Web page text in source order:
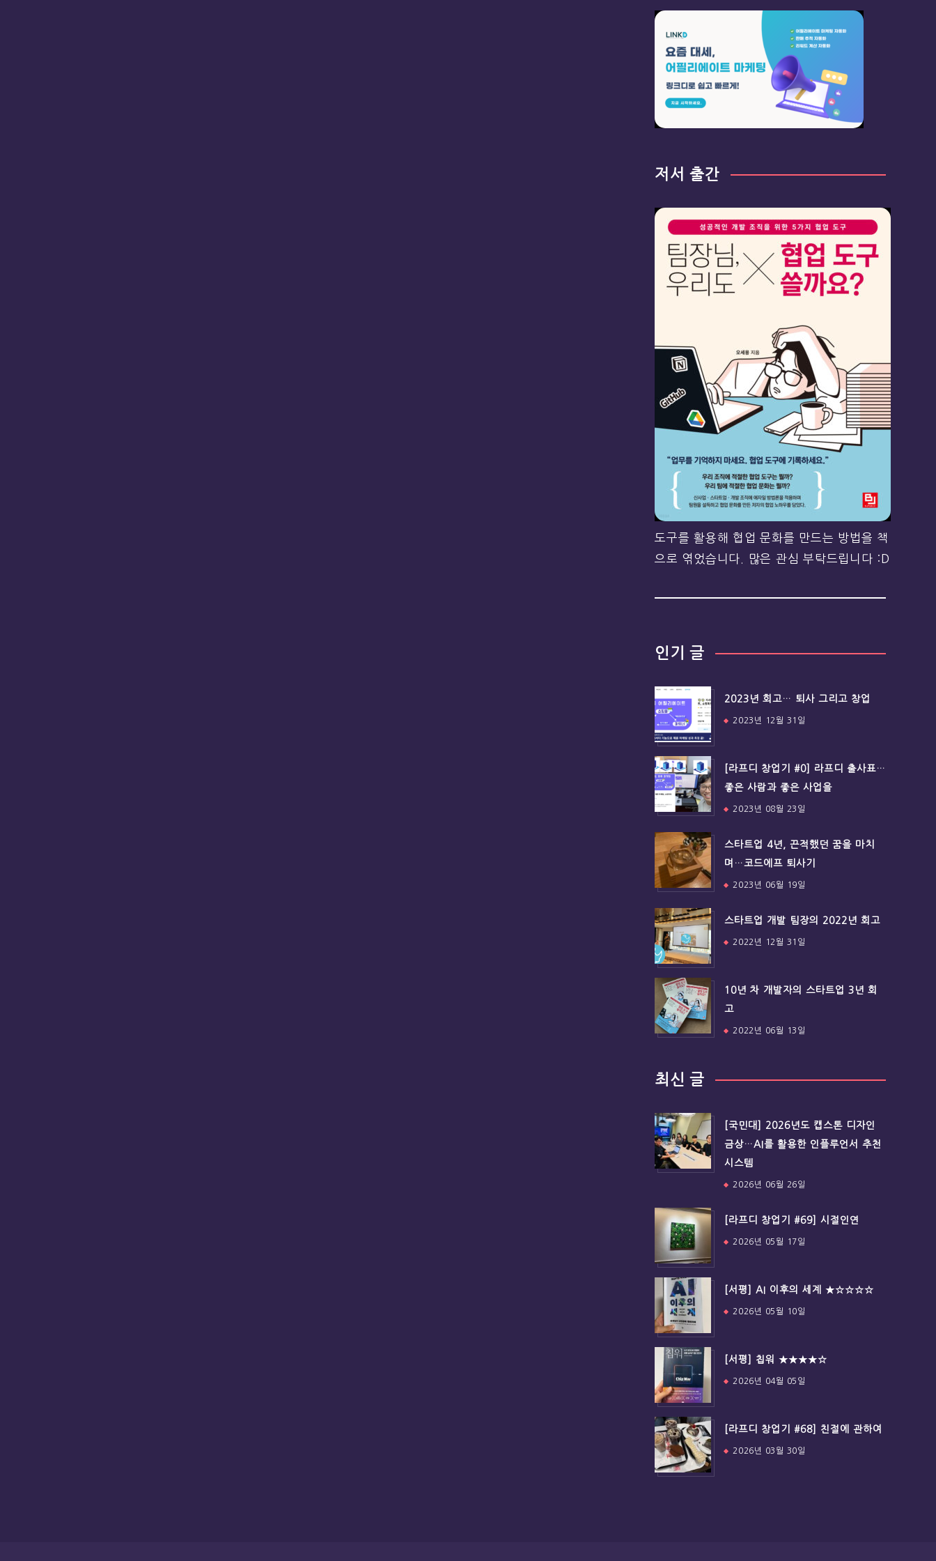
저서 출간
도구를 활용해 협업 문화를 만드는 방법을 책
으로 엮었습니다. 많은 관심 부탁드립니다 :D
인기 글
2023년 회고… 퇴사 그리고 창업
2023년 12월 31일
[라프디 창업기 #0] 라프디 출사표…
좋은 사람과 좋은 사업을
2023년 08월 23일
스타트업 4년, 끈적했던 꿈을 마치
며…코드에프 퇴사기
2023년 06월 19일
스타트업 개발 팀장의 2022년 회고
2022년 12월 31일
10년 차 개발자의 스타트업 3년 회
고
2022년 06월 13일
최신 글
[국민대] 2026년도 캡스톤 디자인
금상…AI를 활용한 인플루언서 추천
시스템
2026년 06월 26일
[라프디 창업기 #69] 시절인연
2026년 05월 17일
[서평] AI 이후의 세계 ★☆☆☆☆
2026년 05월 10일
[서평] 칩워 ★★★★☆
2026년 04월 05일
[라프디 창업기 #68] 친절에 관하여
2026년 03월 30일